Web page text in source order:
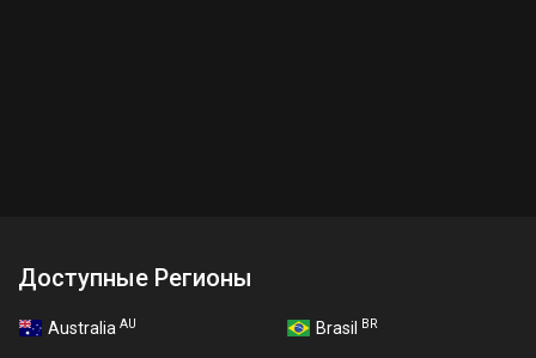
Доступные Регионы
Australia AU Brasil BR